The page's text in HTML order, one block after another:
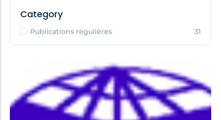
Category
Publications régulières 31